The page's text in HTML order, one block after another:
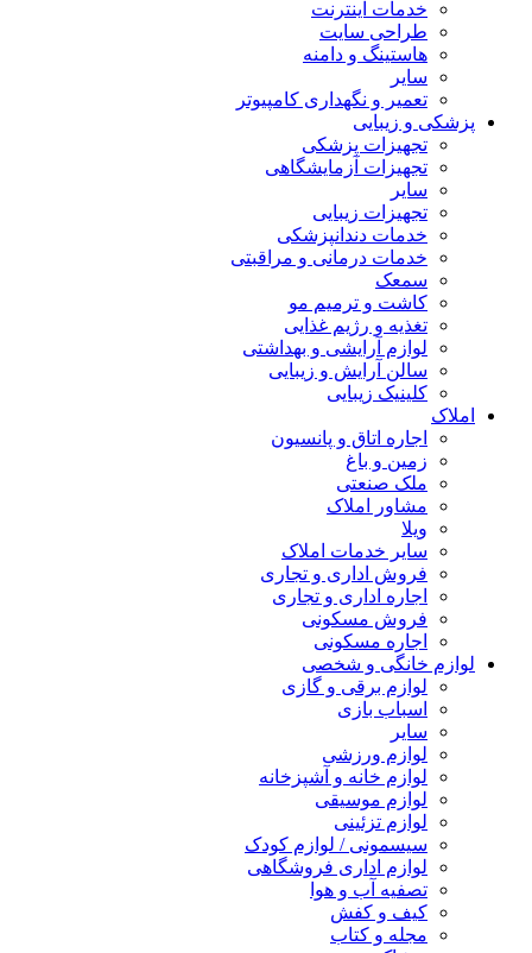
خدمات اینترنت
طراحی سایت
هاستینگ و دامنه
سایر
تعمیر و نگهداری کامپیوتر
پزشکی و زیبایی
تجهیزات پزشکی
تجهیزات آزمایشگاهی
سایر
تجهیزات زیبایی
خدمات دندانپزشکی
خدمات درمانی و مراقبتی
سمعک
کاشت و ترمیم مو
تغذیه و رژیم غذایی
لوازم آرایشی و بهداشتی
سالن آرایش و زیبایی
کلینیک زیبایی
املاک
اجاره اتاق و پانسیون
زمین و باغ
ملک صنعتی
مشاور املاک
ویلا
سایر خدمات املاک
فروش اداری و تجاری
اجاره اداری و تجاری
فروش مسکونی
اجاره مسکونی
لوازم خانگی و شخصی
لوازم برقی و گازی
اسباب بازی
سایر
لوازم ورزشی
لوازم خانه و آشپزخانه
لوازم موسیقی
لوازم تزئینی
سیسمونی / لوازم کودک
لوازم اداری فروشگاهی
تصفیه آب و هوا
کیف و کفش
مجله و کتاب